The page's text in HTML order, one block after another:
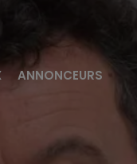
ANNONCEURS